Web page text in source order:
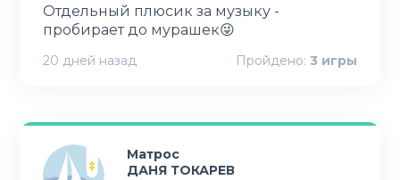
Отдельный плюсик за музыку -
пробирает до мурашек😜
20 дней назад Пройдено: 3 игры
Матрос
ДАНЯ ТОКАРЕВ